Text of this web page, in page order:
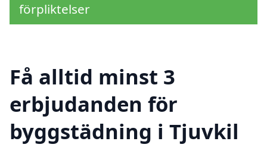
förpliktelser
Få alltid minst 3
erbjudanden för
byggstädning i Tjuvkil